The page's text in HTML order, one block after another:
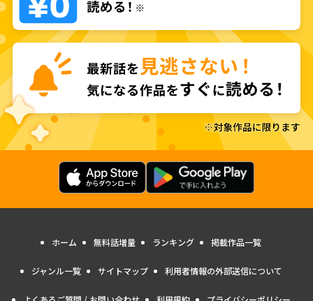
ホーム 無料話増量 ランキング 掲載作品一覧
ジャンル一覧 サイトマップ 利用者情報の外部送信について